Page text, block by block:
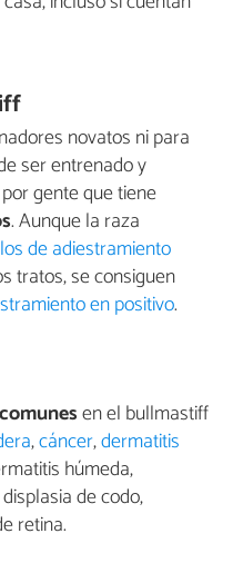
novatos ni para
ser entrenado y
gente que tiene
. Aunque la raza
de adiestramiento
tratos, se consiguen
en positivo.
en el bullmastiff
,cáncer,dermatitis
húmeda,
de codo,
retina.